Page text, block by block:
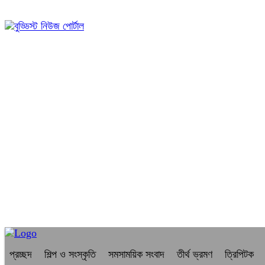
প্রচ্ছদ শিল্প ও সংস্কৃতি সমসাময়িক সংবাদ তীর্থ ভ্রমণ ত্রিপিটক